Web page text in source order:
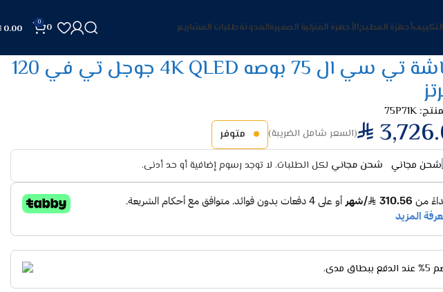
أجهزة المطبخالأجهزة المنزلية الصغيرةالمدونةطلبات المشاريع 0
0
0.00
شاشة تي سي ال 75 بوصه 4K QLED جوجل تي في 120
75P71K
(السعر شامل الضريبة) متوفر
شحن مجاني لكل الطلبات. لا توجد رسوم إضافية أو حد أدنى.
ببطاق مدى.